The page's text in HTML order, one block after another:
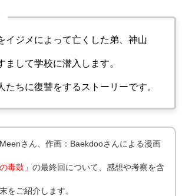
ジメによって亡くした弟、神山
まして学校に潜入します。
たちに復讐をするストーリーです。
さん、作画：Baekdooさんによる漫画
の毒鼓」の最終回について、感想や考察を含
をご紹介します。